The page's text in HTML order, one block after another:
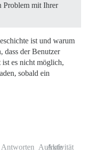
Problem mit Ihrer
ist und warum
dass der Benutzer
es nicht möglich,
sobald ein
Antworten Aufrufe
Aktivität